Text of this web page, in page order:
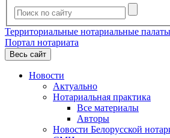
Территориальные нотариальные палаты
Портал нотариата
Весь сайт
Новости
Актуально
Нотариальная практика
Все материалы
Авторы
Новости Белорусской